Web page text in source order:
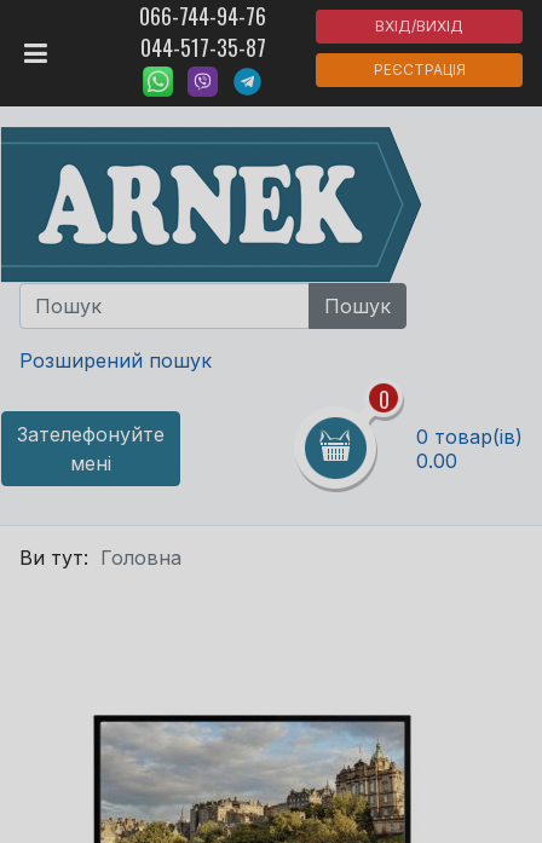
066-744-94-76
044-517-35-87
ВХІД/ВИХІД
РЕЄСТРАЦІЯ
Розширений пошук
Зателефонуйте
мені
0
0 товар(ів)
0.00
Ви тут: Головна